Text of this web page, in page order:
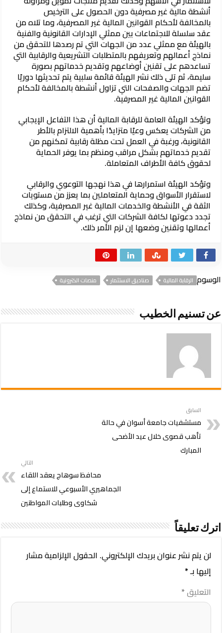
أنشطة مالية غير مصرفية دون الحصول على الترخيص
بالمخالفة لأحكام القوانين المالية غير المصرفية، وما تلاه من
عقد سلسلة للاجتماعات بين ممثلي الإدارات القانونية والفنية
بالهيئة مع ممثلي عدد من الجهات التي تم رصدها للتحقق من
نماذج أعمالهم وتعريفهم بالمتطلبات التشريعية والرقابية التي
تساعدهم على تقنين أوضاعهم وتقديم خدماتهم بصورة
سليمة، ثم تلى ذلك نشر الهيئة قائمة سلبية يتم تحديثها دوريًا
تضم الجهات والصفحات التي تزاول أنشطة بالمخالفة لأحكام
القوانين المالية غير المصرفية.
وتؤكد الهيئة العامة للرقابة المالية أن هذا التفاعل الإيجابي
من الشركات يعكس وعيًا متزايدًا بأهمية الالتزام بالأطر
القانونية، ورغبة في العمل تحت مظلة رقابية تمكنهم من
تقديم خدماتهم بشكل مراقب ومنظم بما يوفر الحماية
لحقوق كافة الأطراف المتعاملة.
وتؤكد الهيئة استمرارها في هذا نهجها التوعوي والرقابي
لاستقرار الأسواق وحماية المتعاملين بما يعزز من مستويات
الثقة في الأنشطة والخدمات المالية غير المصرفية، وكذلك
تجدد دعوتها لكافة الشركات التي ترغب في التحقق من نماذج
أعمالها وتقنين وضعها إن لزم الأمر ذلك.
الوسوم الرقابة المالية صناديق الاستثمار منصات الكترونية
عن تسنيم الخطيب
السابق
مستشفيات جامعة أسوان في حالة
تأهب قصوى خلال عيد الأضحى
المبارك
التالي
محافظ سوهاج يعقد اللقاء
الجماهيري الأسبوعي للاستماع إلى
شكاوى وطلبات المواطنين
اترك تعليقاً
لن يتم نشر عنوان بريدك الإلكتروني. الحقول الإلزامية مشار
إليها بـ*
التعليق*